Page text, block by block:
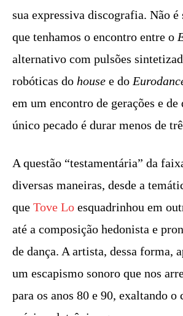
sua expressiva discografia. Não é
que tenhamos o encontro entre o
alternativo com pulsões
robóticas do house e do
em um encontro de gerações e de
único pecado é durar menos de
A questão “testamentária” da
diversas maneiras, desde a
que Tove Lo esquadrinhou em
até a composição hedonista e
de dança. A artista, dessa forma,
um escapismo sonoro que nos
para os anos 80 e 90, exaltando o